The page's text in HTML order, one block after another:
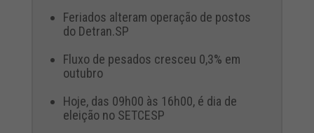
Feriados alteram operação de postos
do Detran.SP
Fluxo de pesados cresceu 0,3% em
outubro
Hoje, das 09h00 às 16h00, é dia de
eleição no SETCESP